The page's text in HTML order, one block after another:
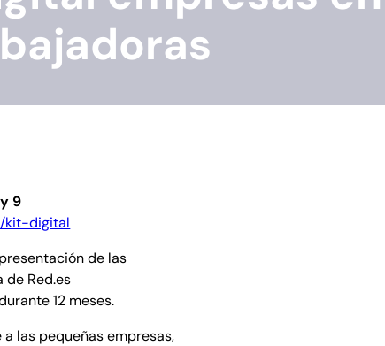
9
kit-digital
de las
Red.es
12 meses.
las pequeñas empresas,